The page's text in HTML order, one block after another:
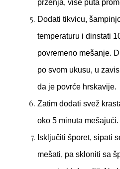
prženja, više puta
Dodati tikvicu,
temperaturu i dinstati
povremeno mešanje.
po svom ukusu, u
da je povrće hrskavije.
Zatim dodati svež
oko 5 minuta mešajući.
Isključiti šporet, sipati
mešati, pa skloniti sa